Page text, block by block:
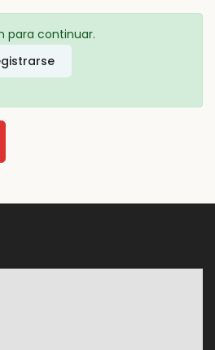
para continuar.